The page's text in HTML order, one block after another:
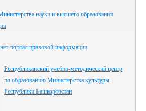
науки и высшего образования
портал правовой информации
Республиканский учебно-методический центр
по образованию Министерства культуры
Республики Башкортостан